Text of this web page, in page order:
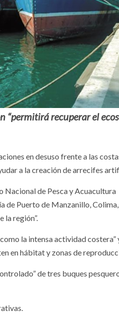
“permitirá recuperar el
en desuso frente a las
a la creación de arrecifes
Nacional de Pesca y Acuacultura
de Puerto de Manzanillo, Colima,
la región”.
la intensa actividad costera”
en hábitat y zonas de
de tres buques